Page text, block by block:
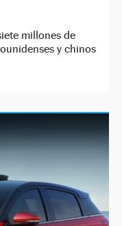
millones de
y chinos